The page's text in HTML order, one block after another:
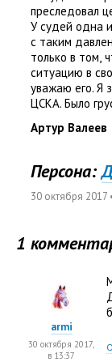
преследовал
У судей одна
с таким
только в том,
ситуацию в
уважаю его. Я
ЦСКА. Было
Артур Валеев
Персона:
30 октября 2017
1
armi
30 октября 2017,
в 13:37